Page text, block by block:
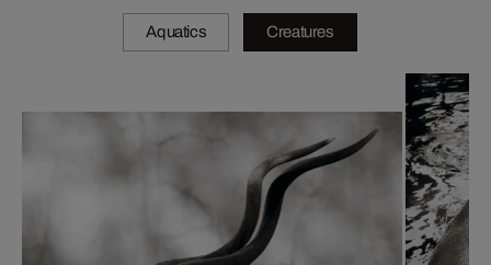
Aquatics Creatures